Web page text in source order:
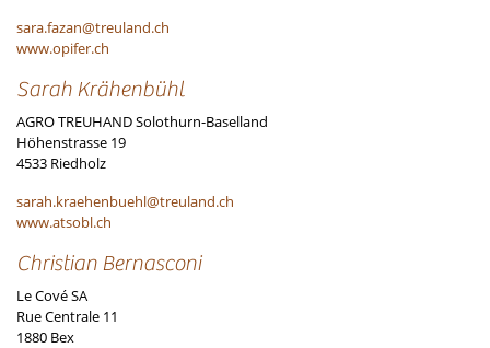
sara.fazan@treuland.ch
www.opifer.ch
Sarah Krähenbühl
AGRO TREUHAND Solothurn-Baselland
Höhenstrasse 19
4533 Riedholz
sarah.kraehenbuehl@treuland.ch
www.atsobl.ch
Christian Bernasconi
Le Cové SA
Rue Centrale 11
1880 Bex